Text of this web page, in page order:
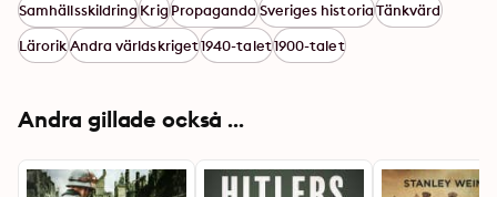
SamhällsskildringKrigPropagandaSveriges historiaTänkvärd
LärorikAndra världskriget1940-talet1900-talet
Andra gillade också ...